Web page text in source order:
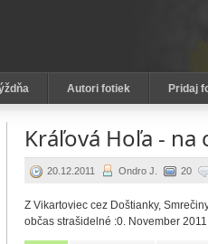
Autori fotiek Pridaj
Kráľová Hoľa - na
20.12.2011 Ondro J. 20
Z Vikartoviec cez Doštianky,
občas strašidelné :0. November 2011